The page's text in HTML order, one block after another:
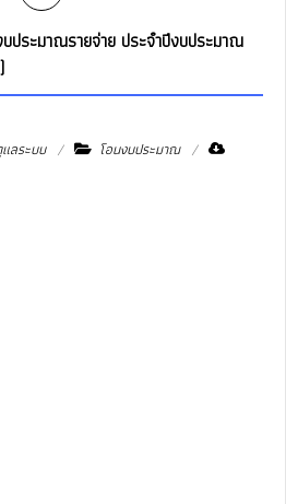
ประมาณรายจ่าย ประจำปีงบประมาณ
ลระบบ โอนงบประมาณ